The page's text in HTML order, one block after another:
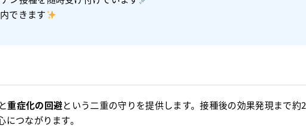
できます
と重症化の回避という二重の守りを提供します。接種後の効果発現まで約
つながります。